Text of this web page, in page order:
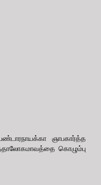
ஞாபகார்த்த
கொழும்பு